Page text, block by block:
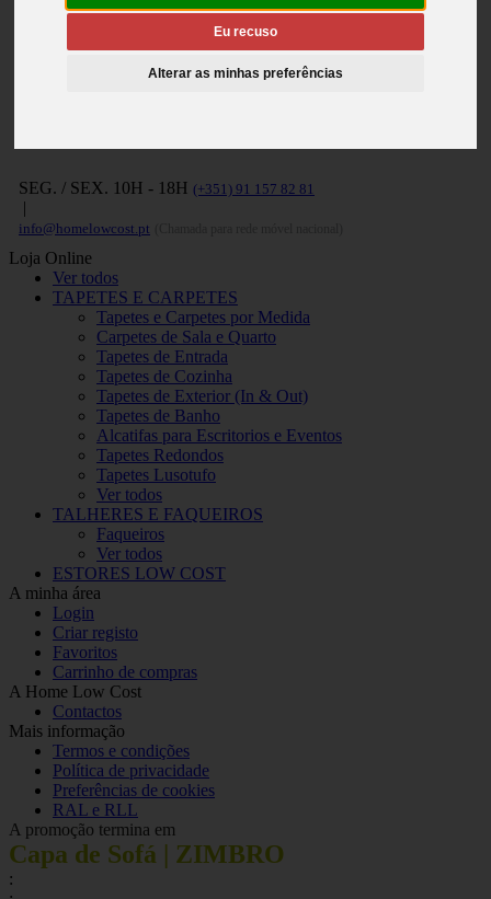
Eu recuso
Alterar as minhas preferências
SEG. / SEX. 10H - 18H (+351) 91 157 82 81
|
info@homelowcost.pt
Loja Online
Ver todos
TAPETES E CARPETES
Tapetes e Carpetes por Medida
Carpetes de Sala e Quarto
Tapetes de Entrada
Tapetes de Cozinha
Tapetes de Exterior (In & Out)
Tapetes de Banho
Alcatifas para Escritorios e Eventos
Tapetes Redondos
Tapetes Lusotufo
Ver todos
TALHERES E FAQUEIROS
Faqueiros
Ver todos
ESTORES LOW COST
A minha área
Login
Criar registo
Favoritos
Carrinho de compras
A Home Low Cost
Contactos
Mais informação
Termos e condições
Política de privacidade
Preferências de cookies
RAL e RLL
A promoção termina em
Capa de Sofá | ZIMBRO
: